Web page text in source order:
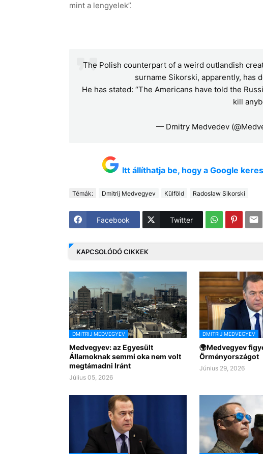
mint a lengyelek”.
The Polish counterpart of a weird outlandish
surname Sikorski, apparently, has
He has stated: “The Americans have told the
kill
— Dmitry Medvedev
Itt állíthatja be, hogy a Google
Témák: Dmitrij Medvegyev Külföld Radoslaw Sikorski
Facebook Twitter
KAPCSOLÓDÓ CIKKEK
DMITRIJ MEDVEGYEV
Medvegyev: az Egyesült
Államoknak semmi oka nem volt
megtámadni Iránt
Július 05, 2026
DMITRIJ MEDVEGYEV
🌍Medvegyev
Örményországot
Június 29, 2026